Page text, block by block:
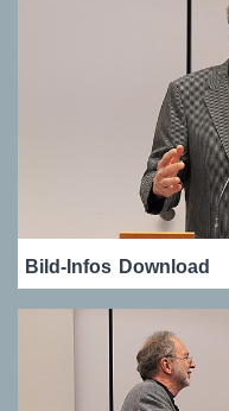
Bild-Infos Download